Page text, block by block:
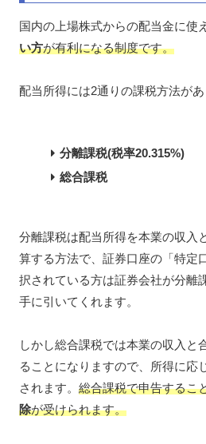
国内の上場株式からの配当金に使
い方が有利になる制度です。
配当所得には2通りの課税方法があ
分離課税(税率20.315%)
総合課税
分離課税は配当所得を本業の収入
算する方法で、証券口座の「特定
択されている方は証券会社が分離
手に引いてくれます。
しかし総合課税では本業の収入と
ることになりますので、所得に応
されます。 総合課税で申告するこ
除が受けられます。